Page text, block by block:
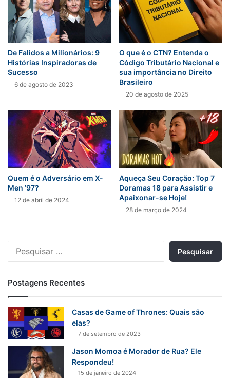
De Falidos a Milionários: 9
Histórias Inspiradoras de
Sucesso
6 de agosto de 2023
O que é o CTN? Entenda o
Código Tributário Nacional e
sua importância no Direito
Brasileiro
20 de agosto de 2025
Quem é o Adversário em X-
Men ’97?
12 de abril de 2024
Aqueça Seu Coração: Top 7
Doramas 18 para Assistir e
Apaixonar-se Hoje!
28 de março de 2024
Pesquisar
Postagens Recentes
Casas de Game of Thrones: Quais são
elas?
7 de setembro de 2023
Jason Momoa é Morador de Rua? Ele
Respondeu!
15 de janeiro de 2024